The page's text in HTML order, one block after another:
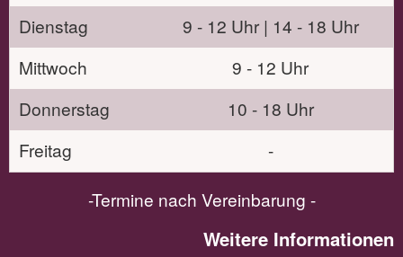
Dienstag
9 - 12 Uhr | 14 - 18 Uhr
Mittwoch
9 - 12 Uhr
Donnerstag
10 - 18 Uhr
Freitag
-
-Termine nach Vereinbarung -
Weitere Informationen